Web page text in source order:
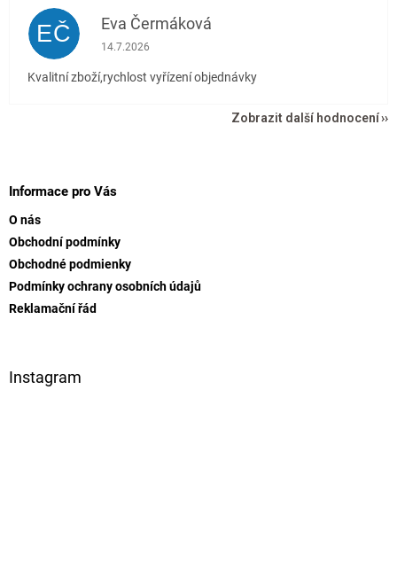
EČ Eva Čermáková
Hodnocení obchodu je 5 z 5 hvězdiček.
14.7.2026
Kvalitní zboží,rychlost vyřízení objednávky
Zobrazit další hodnocení
Informace pro Vás
O nás
Obchodní podmínky
Obchodné podmienky
Podmínky ochrany osobních údajů
Reklamační řád
Instagram